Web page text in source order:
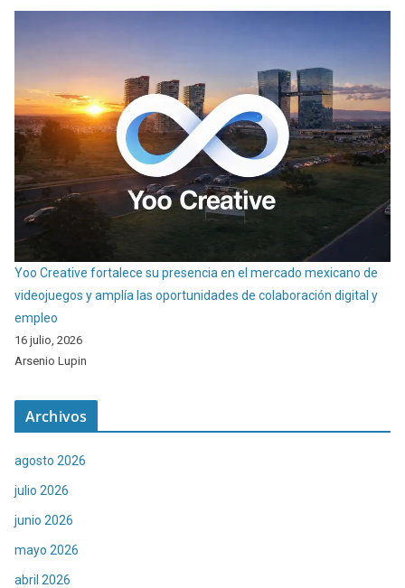
Yoo Creative fortalece su presencia en el mercado mexicano de
videojuegos y amplía las oportunidades de colaboración digital y
empleo
16 julio, 2026
Arsenio Lupin
Archivos
agosto 2026
julio 2026
junio 2026
mayo 2026
abril 2026